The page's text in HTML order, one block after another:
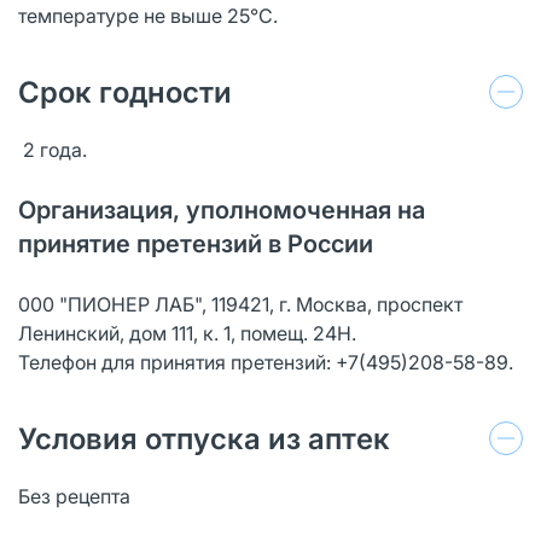
температуре не выше 25°С.
Срок годности
2 года.
Организация, уполномоченная на
принятие претензий в России
000 "ПИОНЕР ЛАБ", 119421, г. Москва, проспект
Ленинский, дом 111, к. 1, помещ. 24Н.
Телефон для принятия претензий: +7(495)208-58-89.
Условия отпуска из аптек
Без рецепта